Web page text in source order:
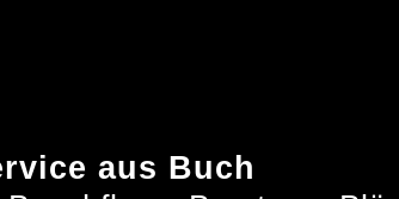
aus Buch